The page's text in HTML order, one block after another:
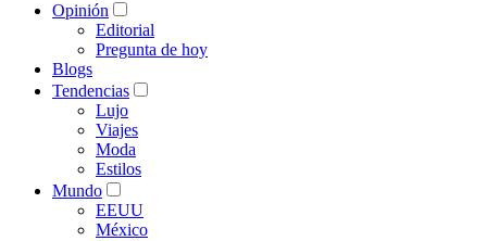
Opinión
Editorial
Pregunta de hoy
Blogs
Tendencias
Lujo
Viajes
Moda
Estilos
Mundo
EEUU
México